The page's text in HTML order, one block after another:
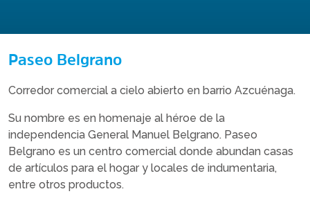
Paseo Belgrano
Corredor comercial a cielo abierto en barrio Azcuénaga.
Su nombre es en homenaje al héroe de la
independencia General Manuel Belgrano. Paseo
Belgrano es un centro comercial donde abundan casas
de artículos para el hogar y locales de indumentaria,
entre otros productos.